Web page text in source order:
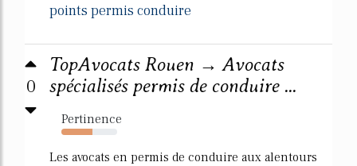
points permis conduire
0
TopAvocats Rouen → Avocats
spécialisés permis de conduire ...
Pertinence
55%
Les avocats en permis de conduire aux alentours